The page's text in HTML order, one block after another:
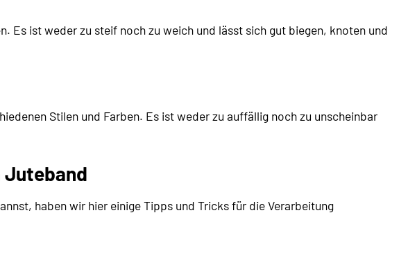
Es ist weder zu steif noch zu weich und lässt sich gut biegen, knoten und
Stilen und Farben. Es ist weder zu auffällig noch zu unscheinbar
Juteband
haben wir hier einige Tipps und Tricks für die Verarbeitung